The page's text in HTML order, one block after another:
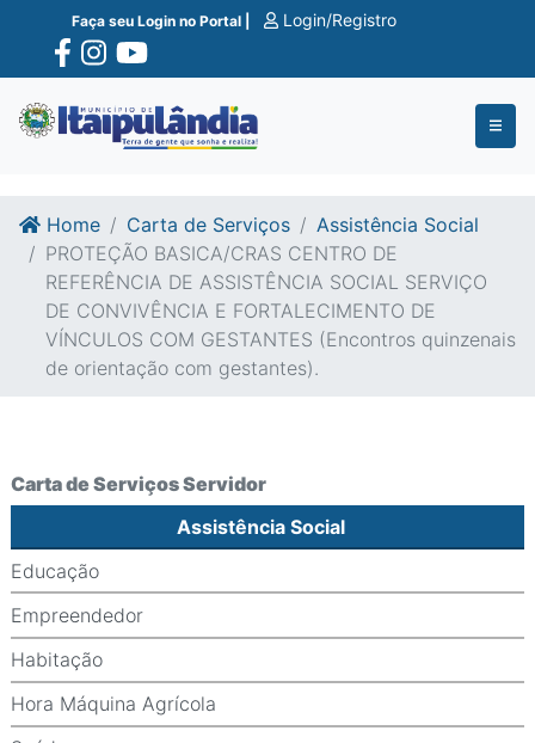
Ir para o conte�do
Ir para o fim do conte�do
Faça seu Login no Portal | Login/Registro
Home Carta de Serviços
Assistência Social
PROTEÇÃO BASICA/CRAS CENTRO DE
REFERÊNCIA DE ASSISTÊNCIA SOCIAL SERVIÇO
DE CONVIVÊNCIA E FORTALECIMENTO DE
VÍNCULOS COM GESTANTES (Encontros quinzenais
de orientação com gestantes).
Carta de Serviços Servidor
Assistência Social
Educação
Empreendedor
Habitação
Hora Máquina Agrícola